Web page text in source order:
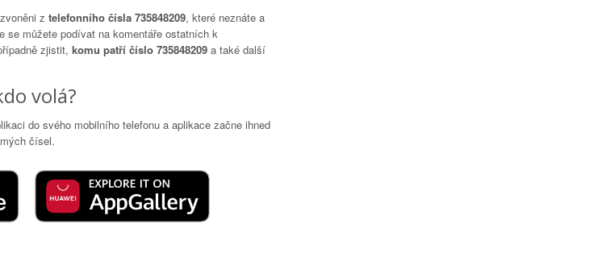
z telefonního čísla 735848209, které neznáte a
se můžete podívat na komentáře ostatních k
zjistit, komu patří číslo 735848209 a také další
volá?
do svého mobilního telefonu a aplikace začne ihned
čísel.